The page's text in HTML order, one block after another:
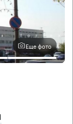
Еще фото